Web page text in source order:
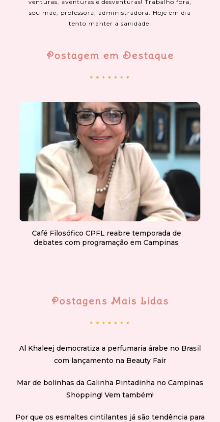
venturas, aventuras e desventuras! Trabalho fora,
sou mãe, professora, administradora. Hoje em dia
tento manter a sanidade!
Postagem em Destaque
Café Filosófico CPFL reabre temporada de
debates com programação em Campinas
Postagens Mais Lidas
Al Khaleej democratiza a perfumaria árabe no Brasil
com lançamento na Beauty Fair
Mar de bolinhas da Galinha Pintadinha no Campinas
Shopping! Vem também!
Por que os esmaltes cintilantes já são tendência para